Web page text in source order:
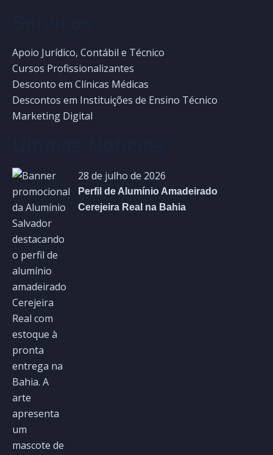
Apoio Jurídico, Contábil e Técnico
Cursos Profissionalizantes
Desconto em Clínicas Médicas
Descontos em Instituições de Ensino Técnico
Marketing Digital
28 de julho de 2026
Perfil de Alumínio Amadeirado
Cerejeira Real na Bahia